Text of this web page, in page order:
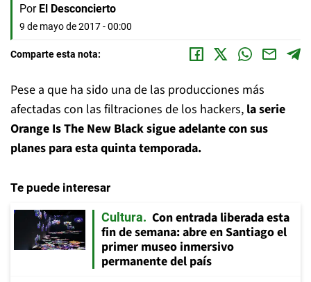
Por El Desconcierto
9 de mayo de 2017 - 00:00
Comparte esta nota:
Pese a que ha sido una de las producciones más
afectadas con las filtraciones de los hackers, la serie
Orange Is The New Black sigue adelante con sus
planes para esta quinta temporada.
Te puede interesar
Cultura
Con entrada liberada esta
fin de semana: abre en Santiago el
primer museo inmersivo
permanente del país